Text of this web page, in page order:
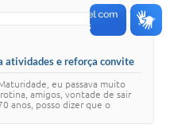
atividades e reforça convite
eu passava muito
amigos, vontade de sair
anos, posso dizer que o